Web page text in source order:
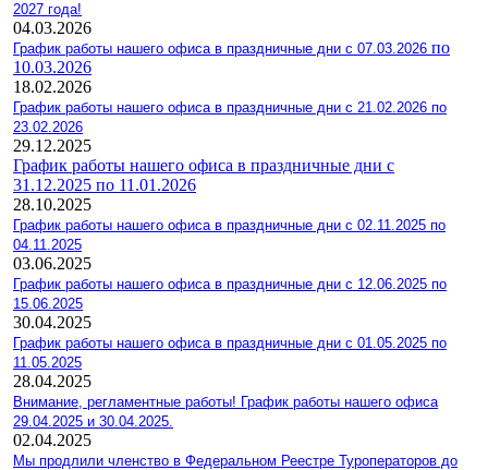
2027 года!
04.03.2026
График работы нашего офиса в праздничные дни с 07.03.2026 по
10.03.2026
18.02.2026
График работы нашего офиса в праздничные дни с 21.02.2026 по
23.02.2026
29.12.2025
График работы нашего офиса в праздничные дни с
31.12.2025 по 11.01.2026
28.10.2025
График работы нашего офиса в праздничные дни с 02.11.2025 по
04.11.2025
03.06.2025
График работы нашего офиса в праздничные дни с 12.06.2025 по
15.06.2025
30.04.2025
График работы нашего офиса в праздничные дни с 01.05.2025 по
11.05.2025
28.04.2025
Внимание, регламентные работы! График работы нашего офиса
29.04.2025 и 30.04.2025.
02.04.2025
Мы продлили членство в Федеральном Реестре Туроператоров до